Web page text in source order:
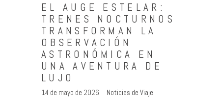
América
Asia
Quienes Somos
Contacto
EL AUGE ESTELAR:
TRENES NOCTURNOS
TRANSFORMAN LA
OBSERVACIÓN
ASTRONÓMICA EN
UNA AVENTURA DE
LUJO
14 de mayo de 2026
Noticias de Viaje